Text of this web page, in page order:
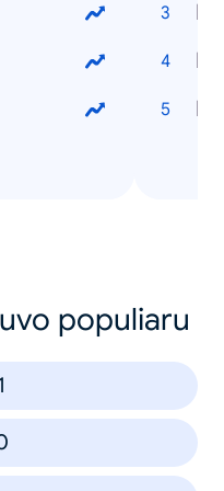
populiaru